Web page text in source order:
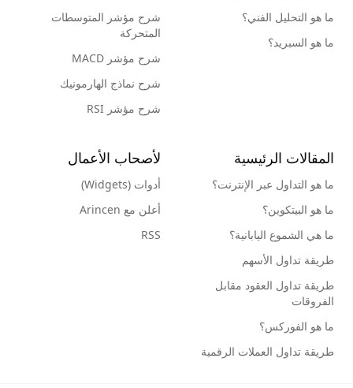
ما هو التحليل الفني؟
ما هو السبريد؟
شرح مؤشر المتوسطات
المتحركة
شرح مؤشر MACD
شرح نماذج الهارمونيك
شرح مؤشر RSI
المقالات الرئيسية
ما هو التداول عبر الإنترنت؟
ما هو البيتكوين؟
ما هي الشموع اليابانية؟
طريقة تداول الأسهم
طريقة تداول العقود مقابل
الفروقات
ما هو الفوركس؟
طريقة تداول العملات الرقمية
لأصحاب الأعمال
أدوات (Widgets)
أعلن مع Arincen
RSS